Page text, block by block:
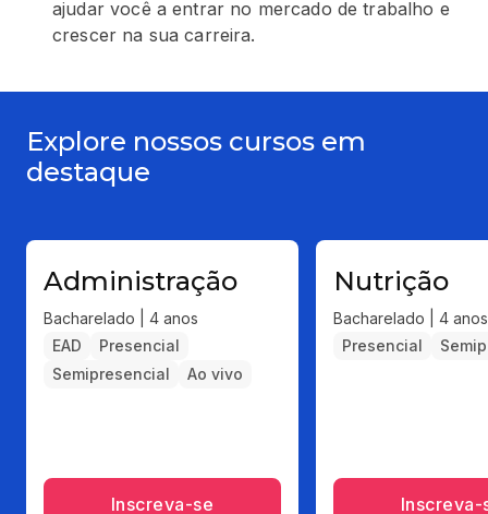
ajudar você a entrar no mercado de trabalho e
crescer na sua carreira.
Explore nossos cursos em
destaque
Administração
Bacharelado | 4 anos
EAD
Presencial
Semipresencial
Ao vivo
Inscreva-se
Nutrição
Bacharelado | 4 anos
Presencial
Inscreva-